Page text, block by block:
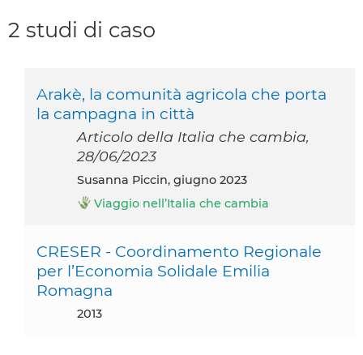
2 studi di caso
Arakè, la comunità agricola che porta
la campagna in città
Articolo della Italia che cambia,
28/06/2023
Susanna Piccin, giugno 2023
Viaggio nell’Italia che cambia
CRESER - Coordinamento Regionale
per l’Economia Solidale Emilia
Romagna
2013